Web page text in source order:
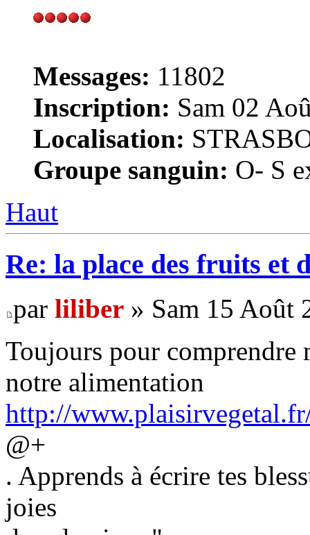
Messages: 11802
Inscription: Sam 02
Localisation:
Groupe sanguin: O- S
Haut
Re: la place des fruits et
par liliber » Sam 15 Août
Toujours pour comprendre
notre alimentation
http://
@+
. Apprends à écrire tes
joies